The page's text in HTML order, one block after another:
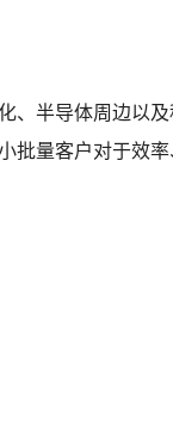
、半导体周边以
批量客户对于效